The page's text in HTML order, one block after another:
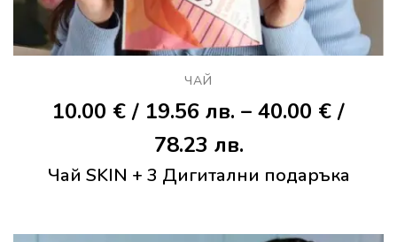
ЧАЙ
10.00 €/ 19.56 лв. – 40.00 €/
78.23 лв.Price
range:
Чай SKIN + 3 Дигитални подаръка